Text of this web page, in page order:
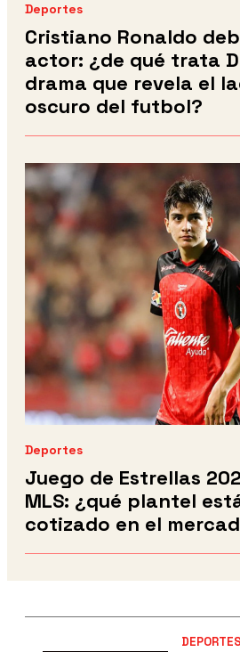
Deportes
Cristiano Ronaldo
actor: ¿de qué trata
drama que revela el
oscuro del futbol?
Deportes
Juego de Estrellas
MLS: ¿qué plantel
cotizado en el
DEPORTES